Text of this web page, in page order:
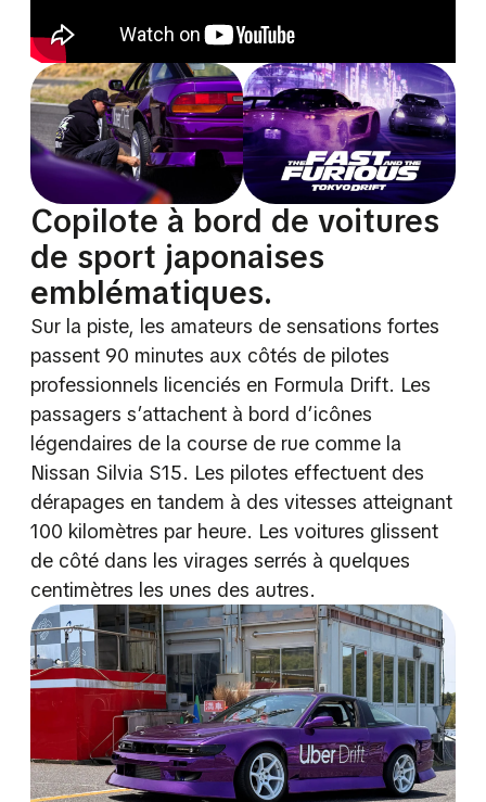
Copilote à bord de voitures
de sport japonaises
emblématiques.
Sur la piste, les amateurs de sensations fortes
passent 90 minutes aux côtés de pilotes
professionnels licenciés en Formula Drift. Les
passagers s’attachent à bord d’icônes
légendaires de la course de rue comme la
Nissan Silvia S15. Les pilotes effectuent des
dérapages en tandem à des vitesses atteignant
100 kilomètres par heure. Les voitures glissent
de côté dans les virages serrés à quelques
centimètres les unes des autres.